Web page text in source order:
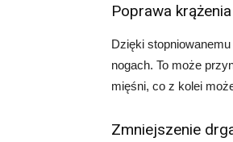
Poprawa
Dzięki
nogach. To może
mięśni, co z kolei
Zmniejszenie